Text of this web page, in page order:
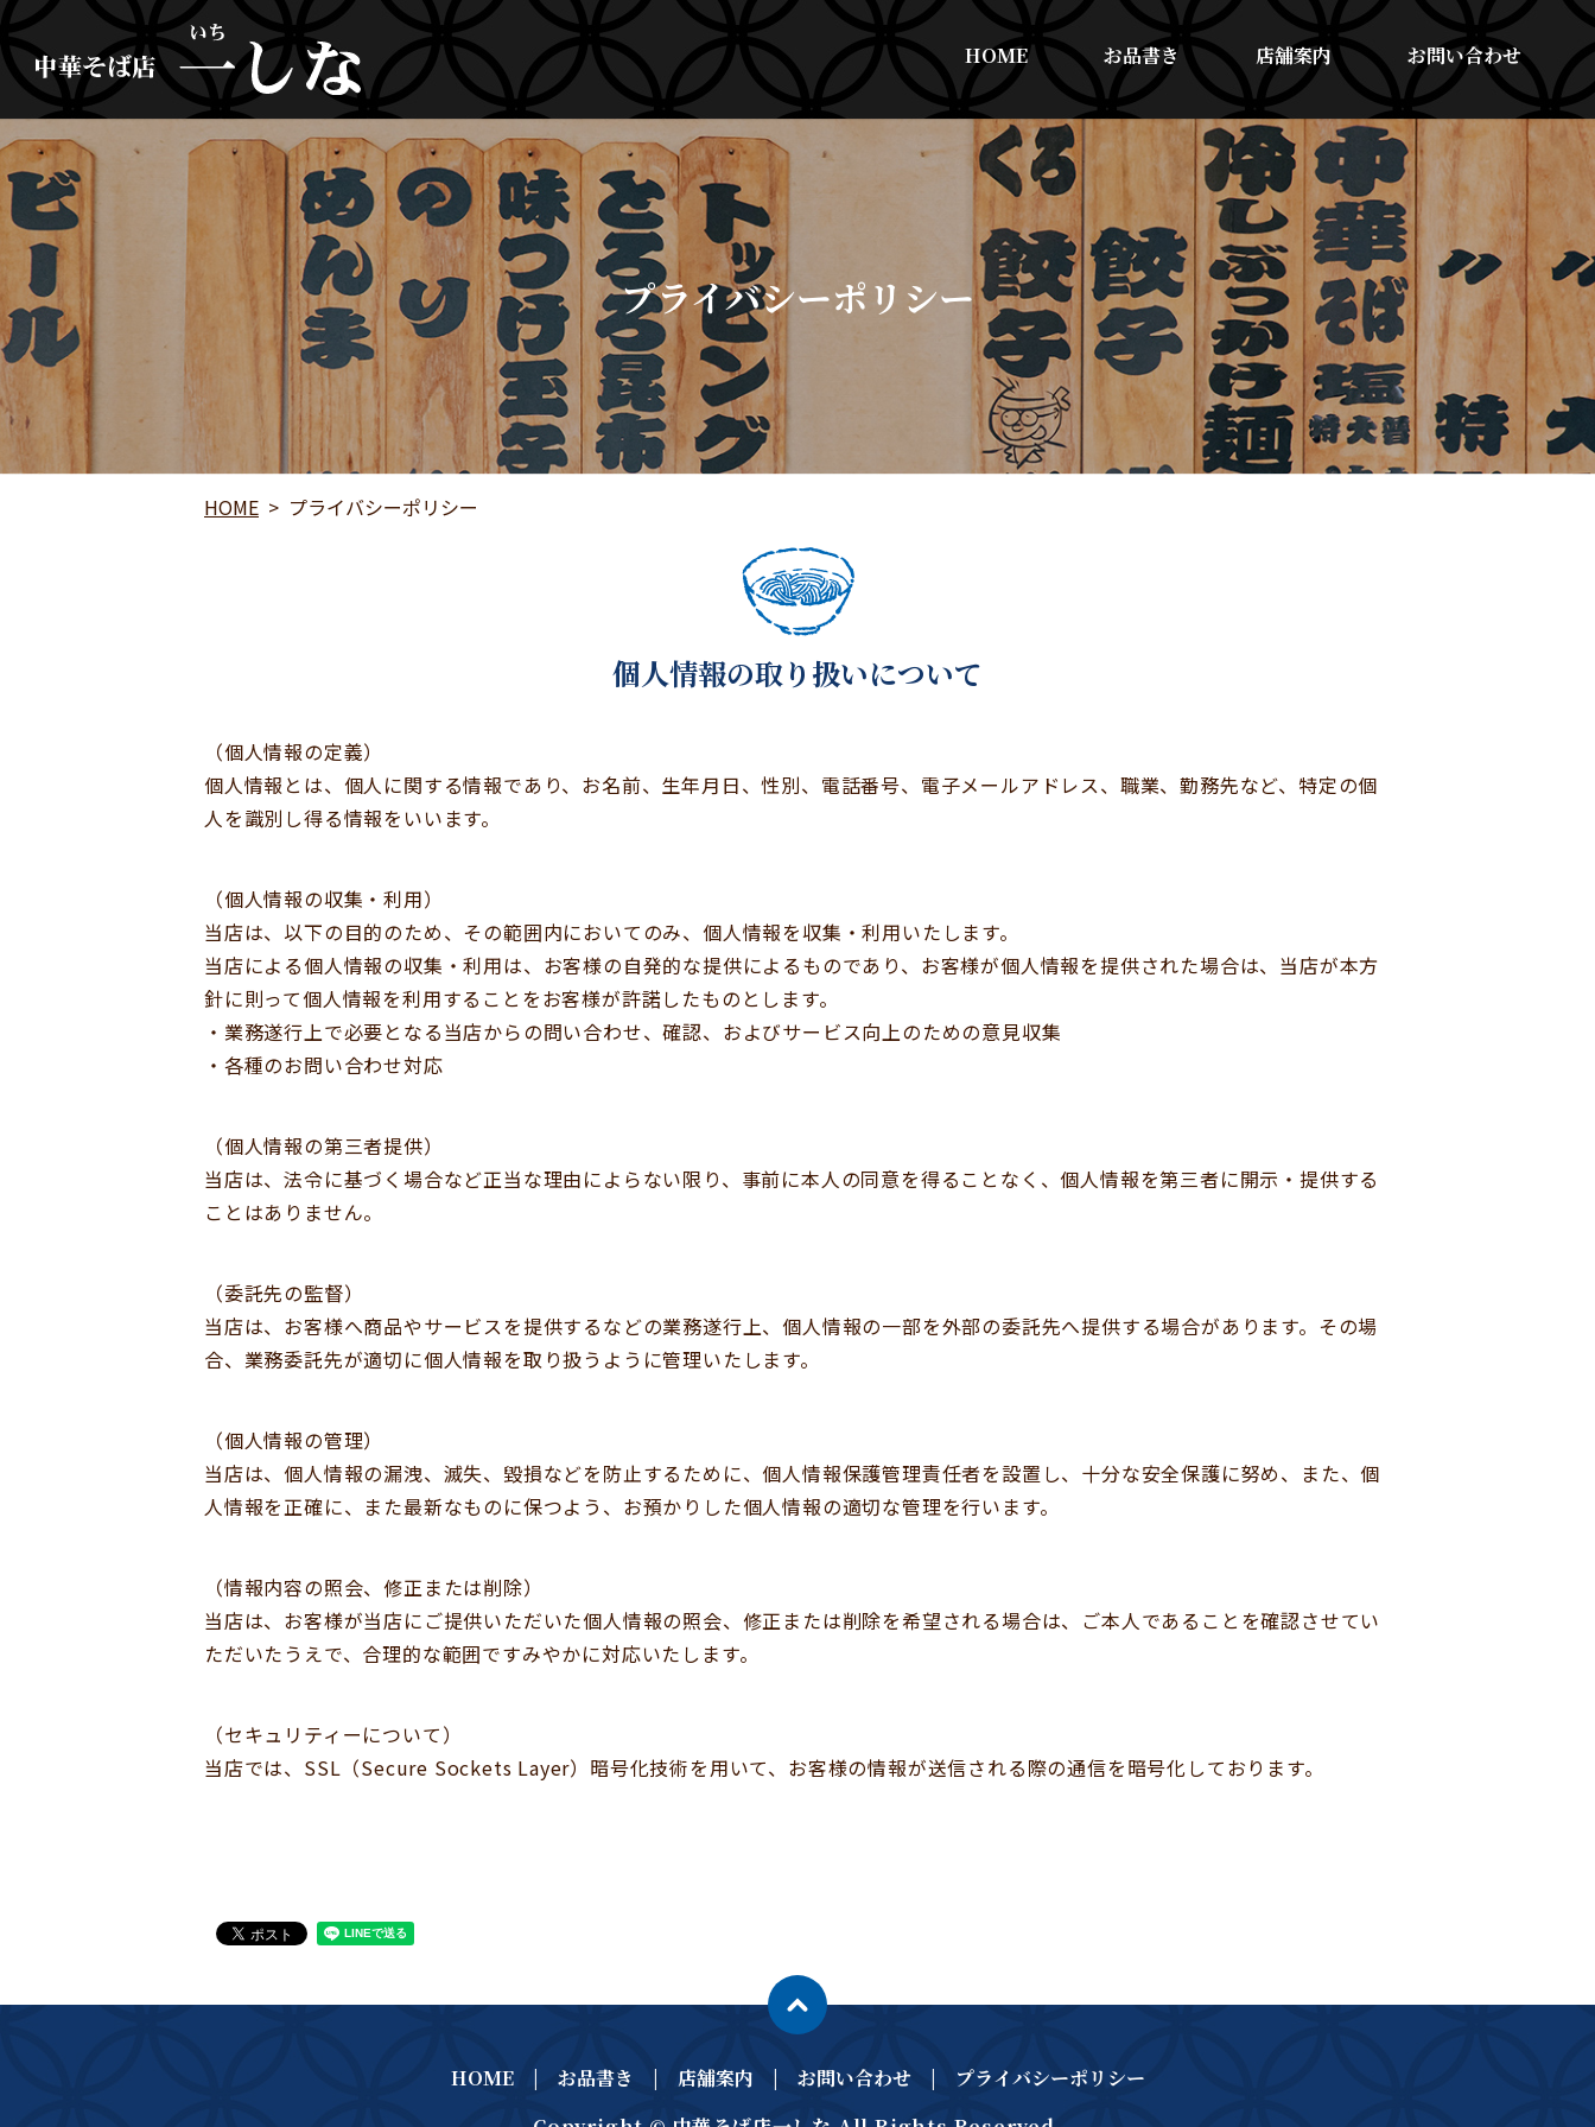
HOME お品書き 店舗案内 お問い合わせ
プライバシーポリシー
HOME プライバシーポリシー
個人情報の取り扱いについて
（個人情報の定義）
個人情報とは、個人に関する情報であり、お名前、生年月日、性別、電話番号、電子メールアドレス、職業、勤務先など、特定の個
人を識別し得る情報をいいます。
（個人情報の収集・利用）
当店は、以下の目的のため、その範囲内においてのみ、個人情報を収集・利用いたします。
当店による個人情報の収集・利用は、お客様の自発的な提供によるものであり、お客様が個人情報を提供された場合は、当店が本方
針に則って個人情報を利用することをお客様が許諾したものとします。
・業務遂行上で必要となる当店からの問い合わせ、確認、およびサービス向上のための意見収集
・各種のお問い合わせ対応
（個人情報の第三者提供）
当店は、法令に基づく場合など正当な理由によらない限り、事前に本人の同意を得ることなく、個人情報を第三者に開示・提供する
ことはありません。
（委託先の監督）
当店は、お客様へ商品やサービスを提供するなどの業務遂行上、個人情報の一部を外部の委託先へ提供する場合があります。その場
合、業務委託先が適切に個人情報を取り扱うように管理いたします。
（個人情報の管理）
当店は、個人情報の漏洩、滅失、毀損などを防止するために、個人情報保護管理責任者を設置し、十分な安全保護に努め、また、個
人情報を正確に、また最新なものに保つよう、お預かりした個人情報の適切な管理を行います。
（情報内容の照会、修正または削除）
当店は、お客様が当店にご提供いただいた個人情報の照会、修正または削除を希望される場合は、ご本人であることを確認させてい
ただいたうえで、合理的な範囲ですみやかに対応いたします。
（セキュリティーについて）
当店では、SSL（Secure Sockets Layer）暗号化技術を用いて、お客様の情報が送信される際の通信を暗号化しております。
HOME お品書き 店舗案内 お問い合わせ
プライバシーポリシー